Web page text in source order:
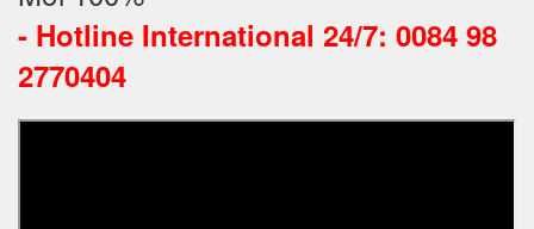
- Hotline International 24/7: 0084 98
2770404